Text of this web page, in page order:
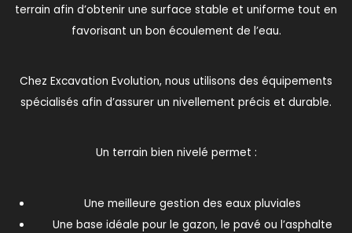
terrain afin d’obtenir une surface stable et uniforme tout en
favorisant un bon écoulement de l’eau.
Chez Excavation Evolution, nous utilisons des équipements
spécialisés afin d’assurer un nivellement précis et durable.
Un terrain bien nivelé permet :
Une meilleure gestion des eaux pluviales
Une base idéale pour le gazon, le pavé ou l’asphalte